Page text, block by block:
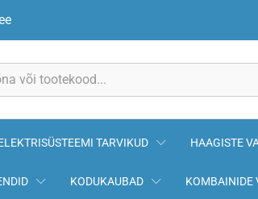
TARVIKUD HAAGISTE
KODUKAUBAD KOMBAINIDE
ava 15,5mm